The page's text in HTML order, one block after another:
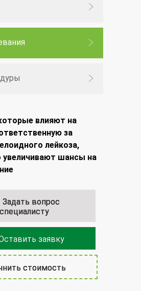
влияют на
за
лейкоза,
увеличивают шансы на
Задать вопрос
специалисту
заявку
стоимость